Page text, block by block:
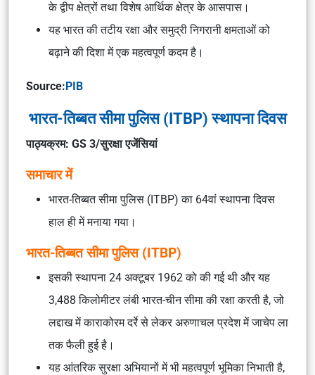
के द्वीप क्षेत्रों तथा विशेष आर्थिक क्षेत्र के आसपास।
यह भारत की तटीय रक्षा और समुद्री निगरानी क्षमताओं को
बढ़ाने की दिशा में एक महत्वपूर्ण कदम है।
Source:PIB
भारत-तिब्बत सीमा पुलिस (ITBP) स्थापना दिवस
पाठ्यक्रम: GS 3/सुरक्षा एजेंसियां
समाचार में
भारत-तिब्बत सीमा पुलिस (ITBP) का 64वां स्थापना दिवस
हाल ही में मनाया गया।
भारत-तिब्बत सीमा पुलिस (ITBP)
इसकी स्थापना 24 अक्टूबर 1962 को की गई थी और यह
3,488 किलोमीटर लंबी भारत-चीन सीमा की रक्षा करती है, जो
लद्दाख में काराकोरम दर्रे से लेकर अरुणाचल प्रदेश में जाचेप ला
तक फैली हुई है।
यह आंतरिक सुरक्षा अभियानों में भी महत्वपूर्ण भूमिका निभाती है,